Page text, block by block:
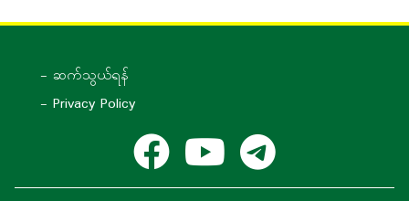
- ဆက်သွယ်ရန်
- Privacy Policy